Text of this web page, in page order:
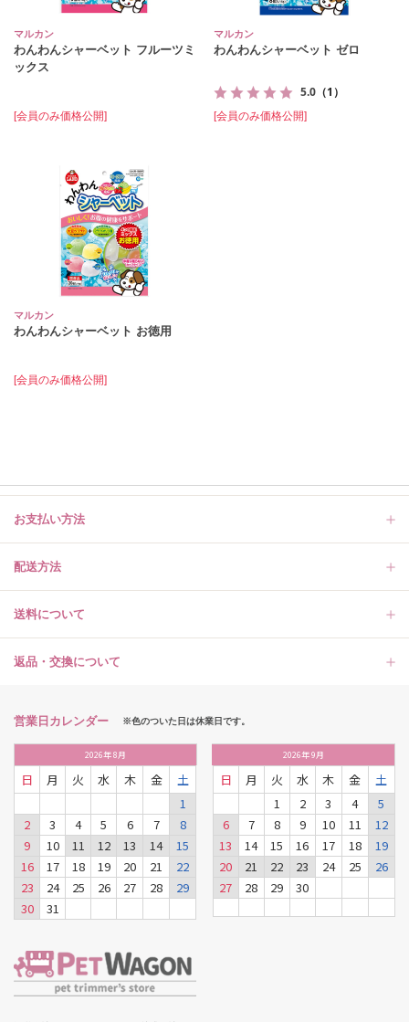
マルカン
わんわんシャーベット フルーツミ
ックス
[会員のみ価格公開]
マルカン
わんわんシャーベット ゼロ
5.0 （1）
[会員のみ価格公開]
マルカン
わんわんシャーベット お徳用
[会員のみ価格公開]
お支払い方法
配送方法
送料について
返品・交換について
営業日カレンダー ※色のついた日は休業日です。
2026年8月
日 月 火 水 木 金
土
1
2
3 4 5 6 7
8
9
10 11 12 13 14
15
16
17 18 19 20 21
22
23
24 25 26 27 28
29
30
31
2026年9月
日 月 火 水 木 金
土
1
2 3 4
5
6
7 8 9 10 11
12
13
14 15 16 17 18
19
20
21 22 23 24 25
26
27
28 29 30